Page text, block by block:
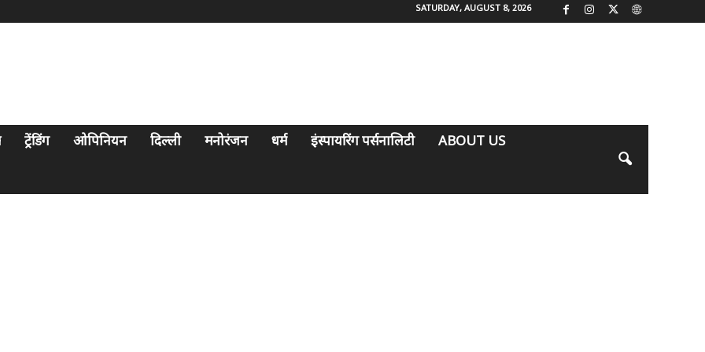
SATURDAY, AUGUST 8, 2026
ट्रेंडिंग ओपिनियन दिल्ली मनोरंजन धर्म इंस्पायरिंग पर्सनालिटी
ABOUT US